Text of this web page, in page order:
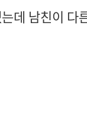
데 남친이 다